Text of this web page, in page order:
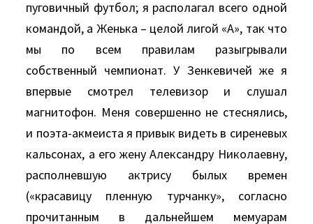
пуговичный футбол; я располагал всего одной
командой, а Женька – целой лигой «А», так что
мы по всем правилам разыгрывали
собственный чемпионат. У Зенкевичей же я
впервые смотрел телевизор и слушал
магнитофон. Меня совершенно не стеснялись,
и поэта-акмеиста я привык видеть в сиреневых
кальсонах, а его жену Александру Николаевну,
располневшую актрису былых времен
(«красавицу пленную турчанку», согласно
прочитанным в дальнейшем мемуарам